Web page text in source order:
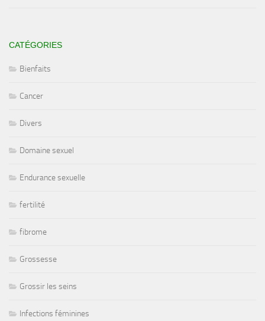
CATÉGORIES
Bienfaits
Cancer
Divers
Domaine sexuel
Endurance sexuelle
fertilité
fibrome
Grossesse
Grossir les seins
Infections féminines